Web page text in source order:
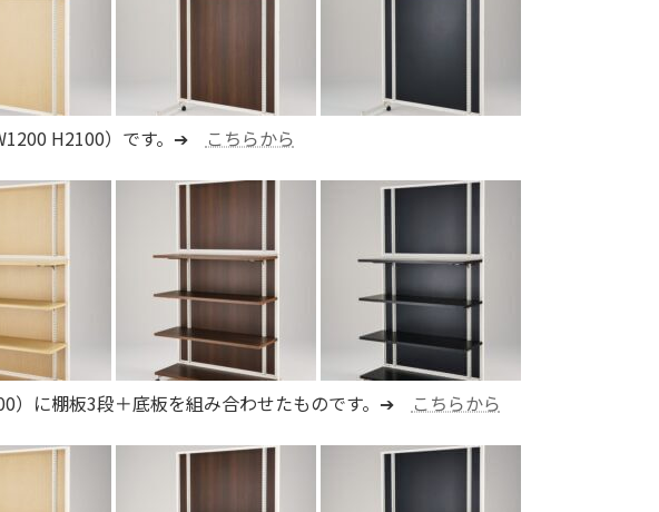
H2100）です。➔ こちらから
）に棚板3段＋底板を組み合わせたものです。➔ こちらから